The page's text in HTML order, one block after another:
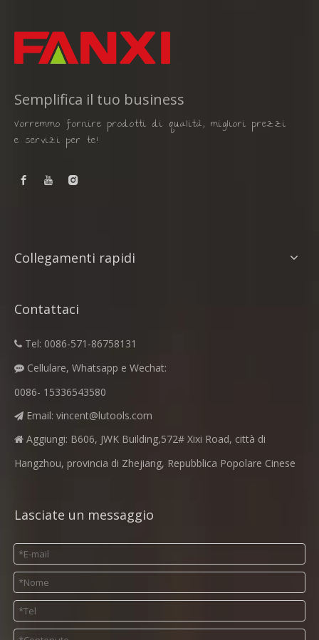
Semplifica il tuo business
Vorremmo fornire prodotti di qualità, migliori prezzi
e servizi per te!
Collegamenti rapidi
Contattaci
 Tel: 0086-571-86758131
 Cellulare, Whatsapp e Wechat:
0086- 15336543580
 Email: vincent@lutools.com
 Aggiungi: B606, JWK Building,572# Xixi Road, città di
Hangzhou, provincia di Zhejiang, Repubblica Popolare Cinese
Lasciate un messaggio